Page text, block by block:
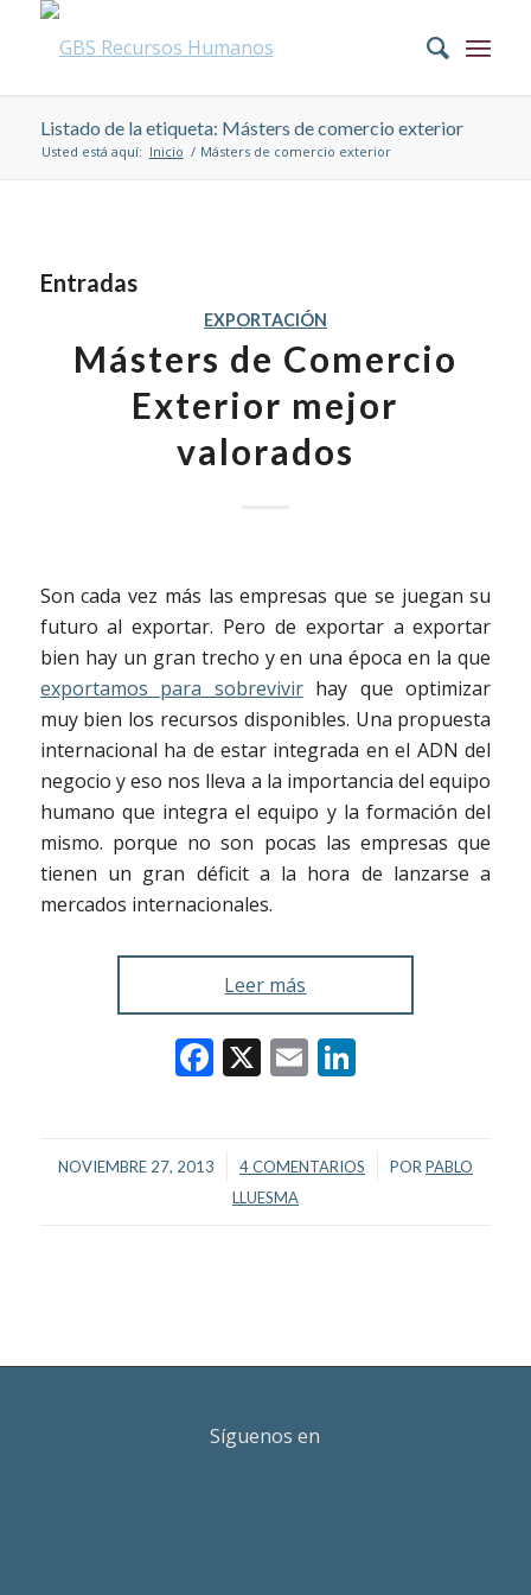
Listado de la etiqueta: Másters de comercio exterior
Usted está aquí: Inicio / Másters de comercio exterior
Entradas
EXPORTACIÓN
Másters de Comercio
Exterior mejor
valorados
Son cada vez más las empresas que se juegan su
futuro al exportar. Pero de exportar a exportar
bien hay un gran trecho y en una época en la que
exportamos para sobrevivirhay que optimizar
muy bien los recursos disponibles. Una propuesta
internacional ha de estar integrada en el ADN del
negocio y eso nos lleva a la importancia del equipo
humano que integra el equipo y la formación del
mismo. porque no son pocas las empresas que
tienen un gran déficit a la hora de lanzarse a
mercados internacionales.
Leer más
Facebook
X EmailLinkedIn
NOVIEMBRE 27, 2013
/ 4 COMENTARIOS
/ POR PABLO
LLUESMA
Síguenos en